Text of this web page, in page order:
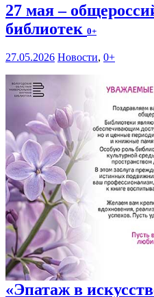
27 мая –
библиотек 0+
27.05.2026 Новости, 0+
«Эпатаж в